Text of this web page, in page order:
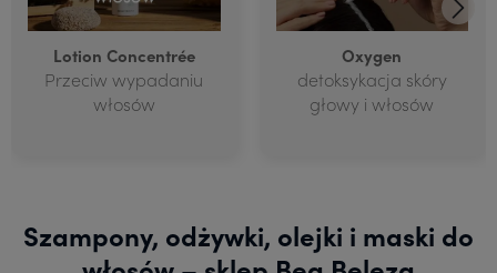
Lotion Concentrée
Przeciw wypadaniu
włosów
Oxygen
detoksykacja skóry
głowy i włosów
Szampony, odżywki, olejki i maski do